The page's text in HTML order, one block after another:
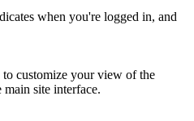
when you're logged in, and
to customize your view of the
site interface.